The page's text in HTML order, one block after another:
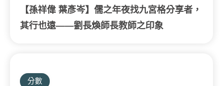
【孫祥偉 葉彥岑】儒之年夜找九宮格分享者，
其行也遠——劉長煥師長教師之印象
分數